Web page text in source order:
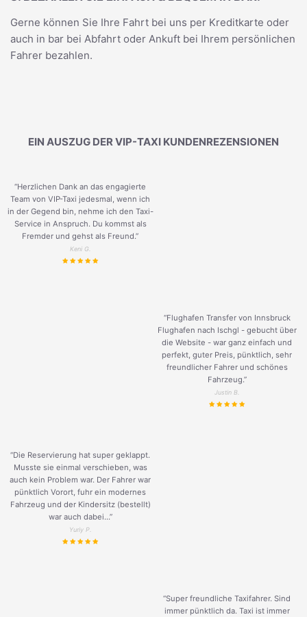
Gerne können Sie Ihre Fahrt bei uns per Kreditkarte oder
auch in bar bei Abfahrt oder Ankuft bei Ihrem persönlichen
Fahrer bezahlen.
EIN AUSZUG DER VIP-TAXI KUNDENREZENSIONEN
“Herzlichen Dank an das engagierte
Team von VIP-Taxi jedesmal, wenn ich
in der Gegend bin, nehme ich den Taxi-
Service in Anspruch. Du kommst als
Fremder und gehst als Freund.”
Keni G.
“Flughafen Transfer von Innsbruck
Flughafen nach Ischgl - gebucht über
die Website - war ganz einfach und
perfekt, guter Preis, pünktlich, sehr
freundlicher Fahrer und schönes
Fahrzeug.”
Justin B.
“Die Reservierung hat super geklappt.
Musste sie einmal verschieben, was
auch kein Problem war. Der Fahrer war
pünktlich Vorort, fuhr ein modernes
Fahrzeug und der Kindersitz (bestellt)
war auch dabei...”
Yuriy P.
“Super freundliche Taxifahrer. Sind
immer pünktlich da. Taxi ist immer